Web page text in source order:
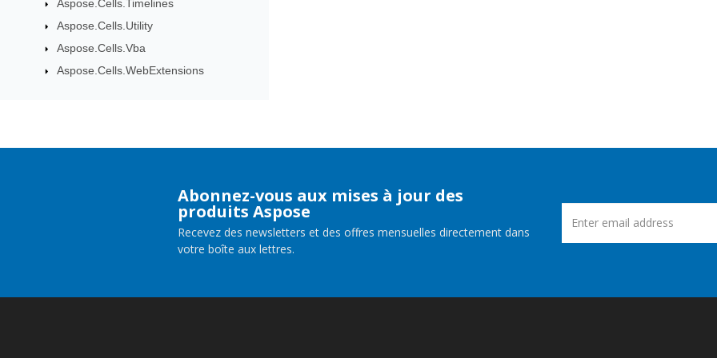
Aspose.Cells.Timelines
Aspose.Cells.Utility
Aspose.Cells.Vba
Aspose.Cells.WebExtensions
Abonnez-vous aux mises à jour des
produits Aspose
Recevez des newsletters et des offres mensuelles directement dans
votre boîte aux lettres.